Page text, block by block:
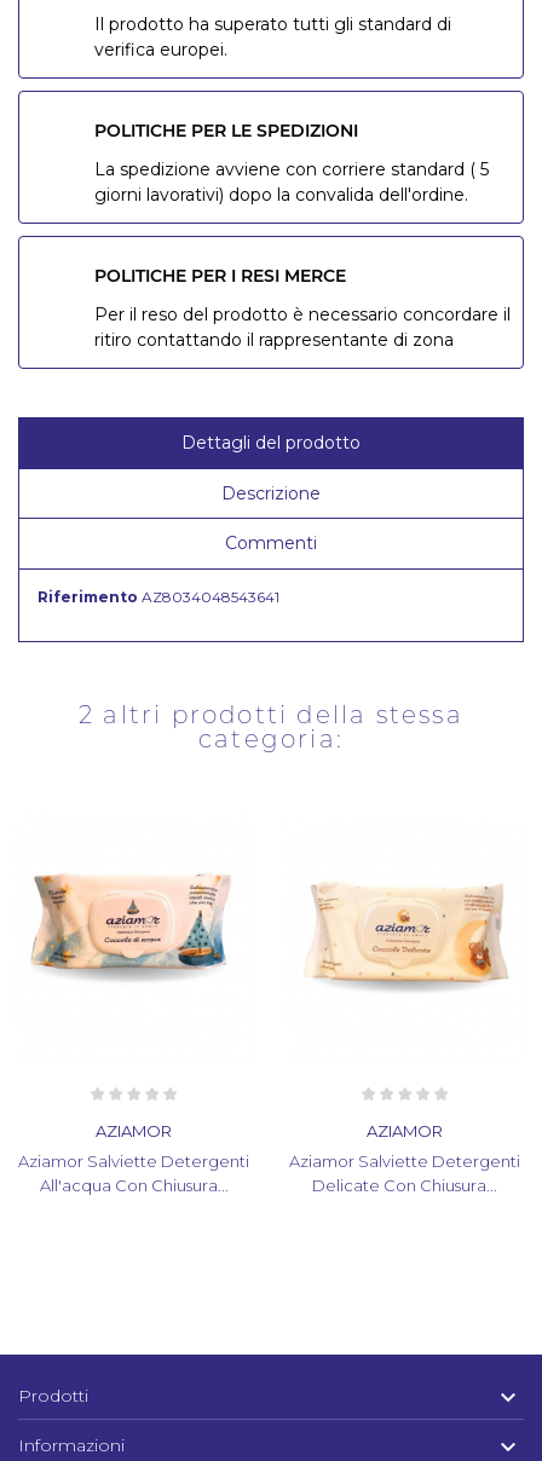
Il prodotto ha superato tutti gli standard di
verifica europei.
POLITICHE PER LE SPEDIZIONI
La spedizione avviene con corriere standard ( 5
giorni lavorativi) dopo la convalida dell'ordine.
POLITICHE PER I RESI MERCE
Per il reso del prodotto è necessario concordare il
ritiro contattando il rappresentante di zona
Dettagli del prodotto
Descrizione
Commenti
Riferimento AZ8034048543641
2 altri prodotti della stessa
categoria:
AZIAMOR
Aziamor Salviette Detergenti
All'acqua Con Chiusura...
AZIAMOR
Aziamor Salviette Detergenti
Delicate Con Chiusura...
Prodotti 
Informazioni 